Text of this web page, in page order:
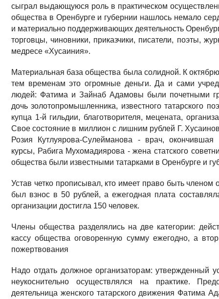
сыграл выдающуюся роль в практическом
общества в Оренбурге и губернии нашлось немало
и материально поддерживающих деятельность
торговцы, чиновники, приказчики, писатели, поэты,
медресе «Хусаиния».
Материальная база общества была солидной. К
тем временам это огромные деньги. Да и сами
людей: Фатима и Зайнаб Адамовы были почетными
дочь золотопромышленника, известного татарского
купца 1-й гильдии, благотворителя, мецената,
Свое состояние в миллион с лишним рублей Г.
Розия Кутлуярова-Сулейманова - врач,
курсы, Рабига Мухомадиярова - жена статского
общества были известными татарками в Оренбурге и
Устав четко прописывал, кто имеет право быть
был взнос в 50 рублей, а ежегодная плата
организации достигла 150 человек.
Члены общества разделялись на две категории:
кассу общества оговоренную сумму ежегодно, а
пожертвования
Надо отдать должное организаторам:
неукоснительно осуществлялся на практике.
деятельница женского татарского движения Фатима